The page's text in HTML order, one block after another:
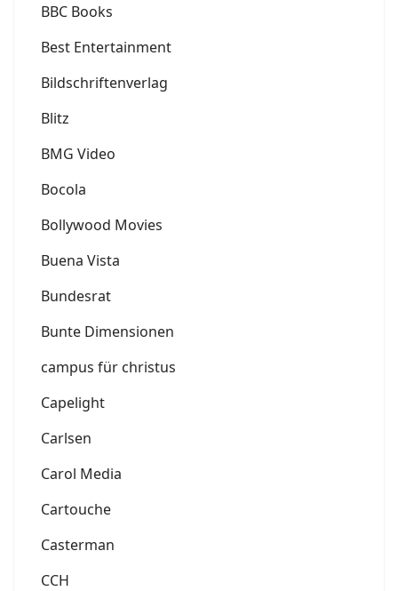
BBC Books
Best Entertainment
Bildschriftenverlag
Blitz
BMG Video
Bocola
Bollywood Movies
Buena Vista
Bundesrat
Bunte Dimensionen
campus für christus
Capelight
Carlsen
Carol Media
Cartouche
Casterman
CCH